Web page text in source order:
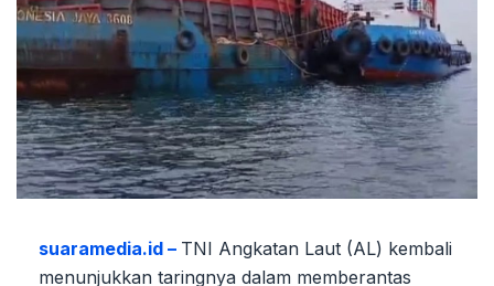
suaramedia.id – TNI Angkatan Laut (AL) kembali
menunjukkan taringnya dalam memberantas